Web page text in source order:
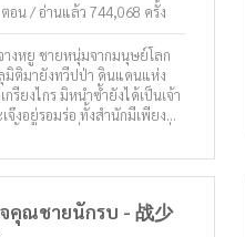
อน / อ่านแล้ว 744,068 ครั้ง
มิติมายังทวีปป่า ดินแดนแห่ง
นำซ้ำยังได้เป็นเจ้า
มร่อ ทั้งสำนักมีเพียง
กับการ
ย์คนแรก จางหยูก็ได้รับความ
มารถมองทะลุ จางหยูก็สามารถ
คุณชายนักรบ - 战少